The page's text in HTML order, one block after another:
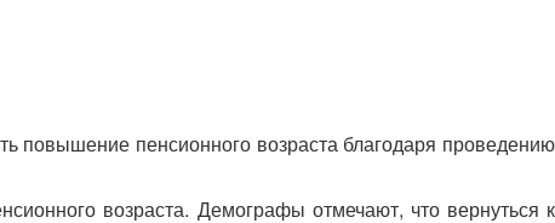
повышение пенсионного возраста благодаря проведению
возраста. Демографы отмечают, что вернуться к